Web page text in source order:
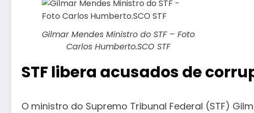
Gilmar Mendes Ministro do STF – Foto
Carlos Humberto.SCO STF
STF libera acusados de
O ministro do Supremo Tribunal Federal (STF)